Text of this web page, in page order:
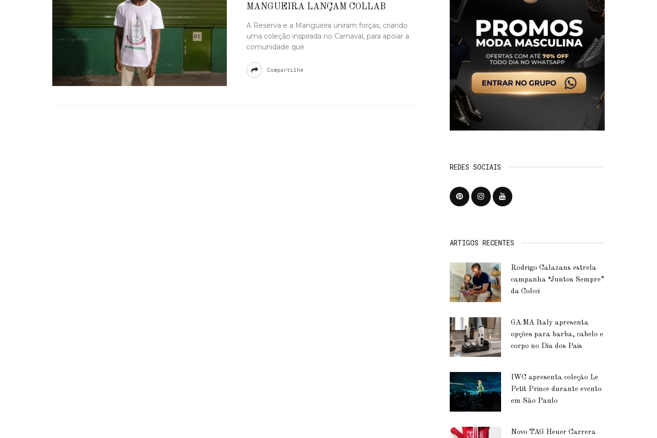
MANGUEIRA LANÇAM COLLAB
A Reserva e a Mangueira uniram forças, criando
uma coleção inspirada no Carnaval, para apoiar a
comunidade que
Compartilhe
REDES SOCIAIS
ARTIGOS RECENTES
Rodrigo Calazans estrela
campanha “Juntos Sempre”
da Colcci
GA.MA Italy apresenta
opções para barba, cabelo e
corpo no Dia dos Pais
IWC apresenta coleção Le
Petit Prince durante evento
em São Paulo
Novo TAG Heuer Carrera